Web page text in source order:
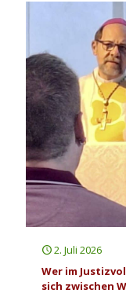
2. Juli 2026
Wer im
sich zwischen